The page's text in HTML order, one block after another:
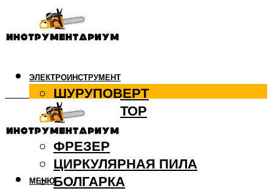
ЭЛЕКТРОИНСТРУМЕНТ
ШУРУПОВЕРТ
ПЕРФОРАТОР
ДРЕЛЬ
ФРЕЗЕР
ЦИРКУЛЯРНАЯ ПИЛА
БОЛГАРКА
МЕНЮ